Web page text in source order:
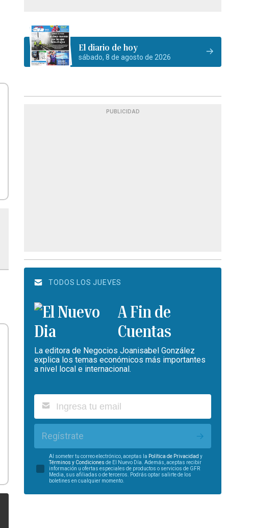
El diario de hoy
sábado, 8 de agosto de 2026
PUBLICIDAD
TODOS LOS JUEVES
A Fin de
Cuentas
La editora de Negocios Joanisabel González
explica los temas económicos más importantes
a nivel local e internacional.
Regístrate
Al someter tu correo electrónico, aceptas la Política de Privacidad y
Términos y Condiciones de El Nuevo Día. Además, aceptas recibir
información u ofertas especiales de productos o servicios de GFR
Media, sus afiliadas o de terceros. Podrás optar salirte de los
boletines en cualquier momento.